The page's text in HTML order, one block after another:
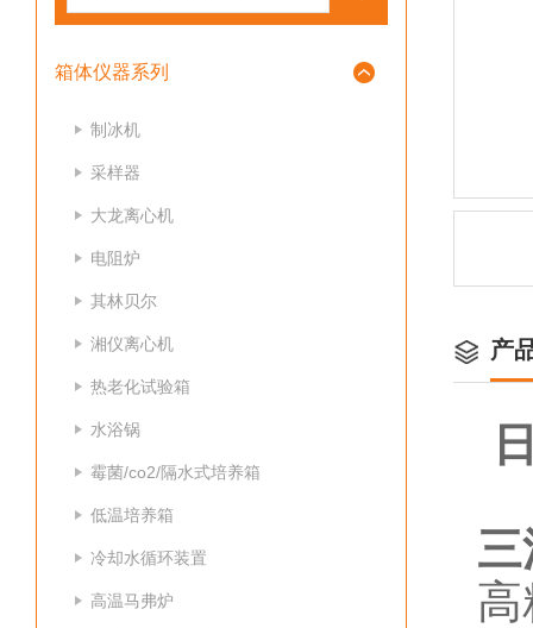
箱体仪器系列
制冰机
采样器
大龙离心机
电阻炉
其林贝尔
湘仪离心机
热老化试验箱
水浴锅
霉菌/co2/隔水式培养箱
低温培养箱
冷却水循环装置
高温马弗炉
产